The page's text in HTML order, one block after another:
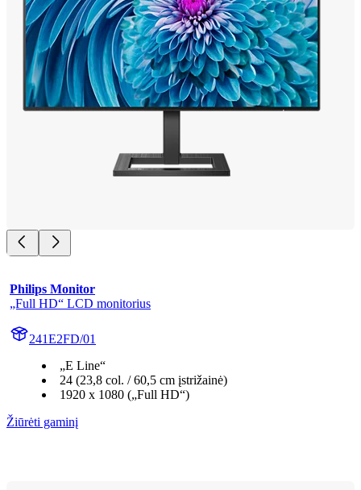
Philips Monitor
„Full HD“ LCD monitorius
241E2FD/01
„E Line“
24 (23,8 col. / 60,5 cm įstrižainė)
1920 x 1080 („Full HD“)
Žiūrėti gaminį